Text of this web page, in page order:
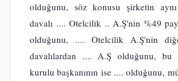
olduğunu, söz konusu şirketin
davalı .... Otelcilik .. A.Ş'nin %49
olduğunu, .... Otelcilik A.Ş'nin
davalılardan .... A.Ş olduğunu, bu
kurulu başkanının ise .... olduğunu,